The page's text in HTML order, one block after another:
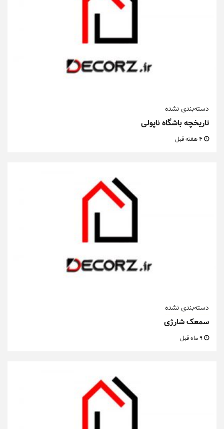
دسته‌بندی نشده
تاریخچه باشگاه ناپولی
دسته‌بندی نشده
سمعک شارژی